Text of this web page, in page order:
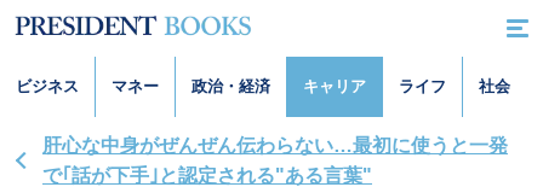
ビジネス マネー 政治・経済 キャリア ライフ 社会
肝心な中身がぜんぜん伝わらない…最初に使うと一発
で｢話が下手｣と認定される"ある言葉"